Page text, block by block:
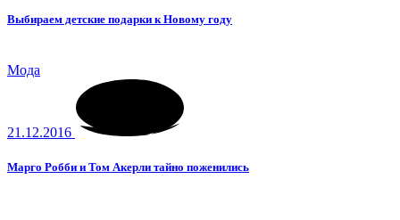
Выбираем детские подарки к Новому году
Мода
21.12.2016
Марго Робби и Том Акерли тайно поженились